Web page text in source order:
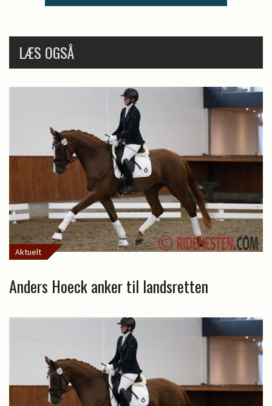
LÆS OGSÅ
Aktuelt
Anders Hoeck anker til landsretten